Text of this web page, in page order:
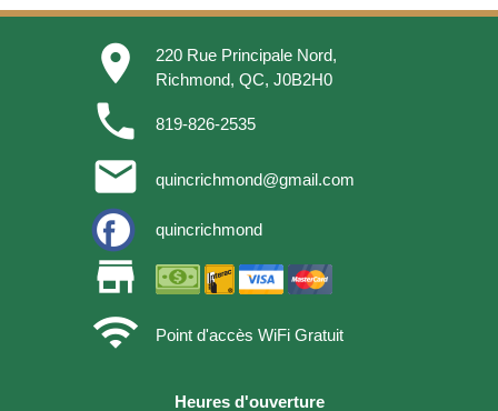
place
220 Rue Principale Nord,
Richmond, QC, J0B2H0
phone 819-826-2535
email quincrichmond@gmail.com
quincrichmond
store
wifi
Point d'accès WiFi Gratuit
Heures d'ouverture